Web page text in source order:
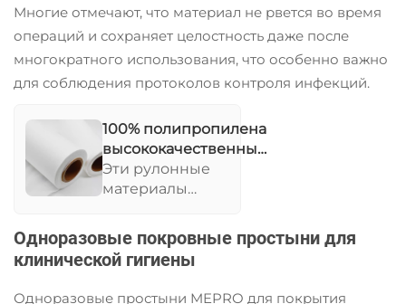
Многие отмечают, что материал не рвется во время
операций и сохраняет целостность даже после
многократного использования, что особенно важно
для соблюдения протоколов контроля инфекций.
100% полипропилена
высококачественные
экологически чистые
нетканые ткани
Эти рулонные
материалы
прочностью
благодаря своему
Одноразовые покровные простыни для
клинической гигиены
Одноразовые простыни MEPRO для покрытия